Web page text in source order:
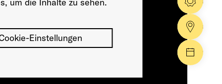
Events
Einstellungen